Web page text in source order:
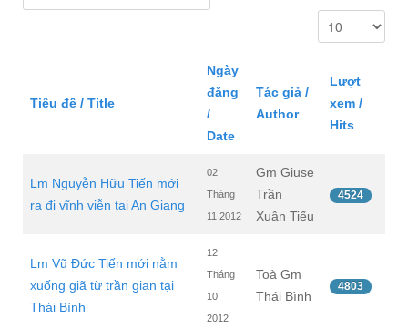
Tiêu đề / Title
Ngày
đăng
/
Date
Tác giả /
Author
Lượt
xem /
Hits
Lm Nguyễn Hữu Tiến mới
ra đi vĩnh viễn tại An Giang
02
Tháng
11 2012
Gm Giuse
Trần
Xuân Tiếu
4524
Lm Vũ Đức Tiến mới nằm
xuống giã từ trần gian tại
Thái Bình
12
Tháng
10
2012
Toà Gm
Thái Bình
4803